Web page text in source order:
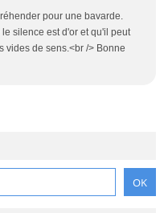
pour une bavarde.
silence est d'or et qu'il peut
vides de sens.<br /> Bonne